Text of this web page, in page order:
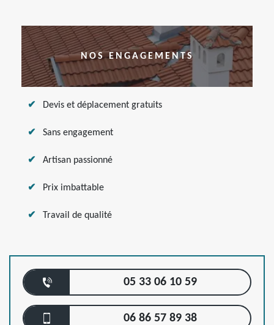
NOS ENGAGEMENTS
Devis et déplacement gratuits
Sans engagement
Artisan passionné
Prix imbattable
Travail de qualité
05 33 06 10 59
06 86 57 89 38